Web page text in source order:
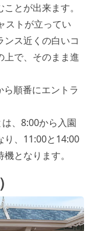
とが出来ます。
ストが立ってい
ス近くの白いコ
上で、そのまま進
順番にエントラ
、8:00から入園
り、11:00と14:00
となります。